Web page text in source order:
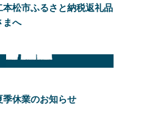
本松市ふるさと納税返礼品
まへ
季休業のお知らせ